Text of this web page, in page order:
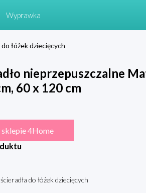
Wyprawka
łóżek dziecięcych
nieprzepuszczalne
60 x 120 cm
4Home
do łóżek dziecięcych